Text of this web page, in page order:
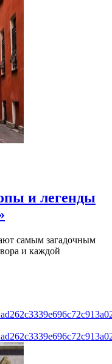
и легенды
самым загадочным
и каждой